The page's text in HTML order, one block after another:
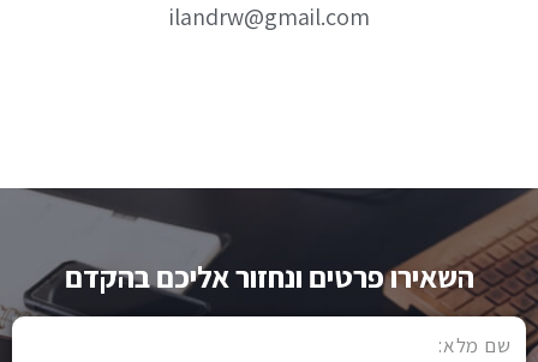
ilandrw@gmail.com
השאירו פרטים ונחזור אליכם בהקדם